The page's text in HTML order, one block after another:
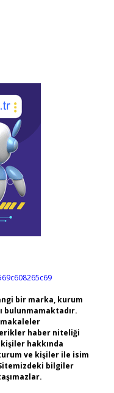
bir marka, kurum
bulunmamaktadır.
makaleler
haber niteliği
hakkında
ve kişiler ile isim
bilgiler